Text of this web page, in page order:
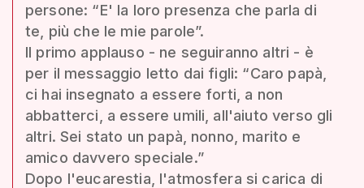
persone: “E' la loro presenza che parla di
te, più che le mie parole”.
Il primo applauso - ne seguiranno altri - è
per il messaggio letto dai figli: “Caro papà,
ci hai insegnato a essere forti, a non
abbatterci, a essere umili, all'aiuto verso gli
altri. Sei stato un papà, nonno, marito e
amico davvero speciale.”
Dopo l'eucarestia, l'atmosfera si carica di